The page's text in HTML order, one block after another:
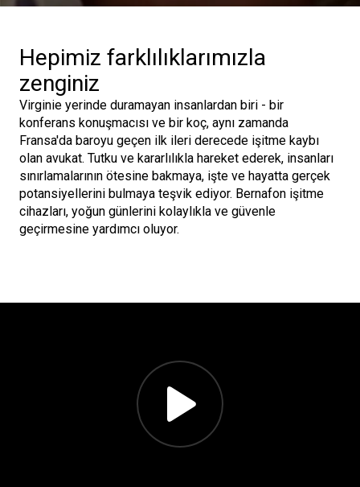
Hepimiz farklılıklarımızla
zenginiz
Virginie yerinde duramayan insanlardan biri - bir
konferans konuşmacısı ve bir koç, aynı zamanda
Fransa'da baroyu geçen ilk ileri derecede işitme kaybı
olan avukat. Tutku ve kararlılıkla hareket ederek, insanları
sınırlamalarının ötesine bakmaya, işte ve hayatta gerçek
potansiyellerini bulmaya teşvik ediyor. Bernafon işitme
cihazları, yoğun günlerini kolaylıkla ve güvenle
geçirmesine yardımcı oluyor.